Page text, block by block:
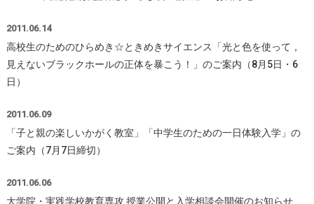
2011.06.14
高校生のためのひらめき☆ときめきサイエンス「光と色を使って，
見えないブラックホールの正体を暴こう！」のご案内（8月5日・6
日）
2011.06.09
「子と親の楽しいかがく教室」「中学生のための一日体験入学」の
ご案内（7月7日締切）
2011.06.06
大学院・実践学校教育専攻 授業公開と入学相談会開催のお知らせ